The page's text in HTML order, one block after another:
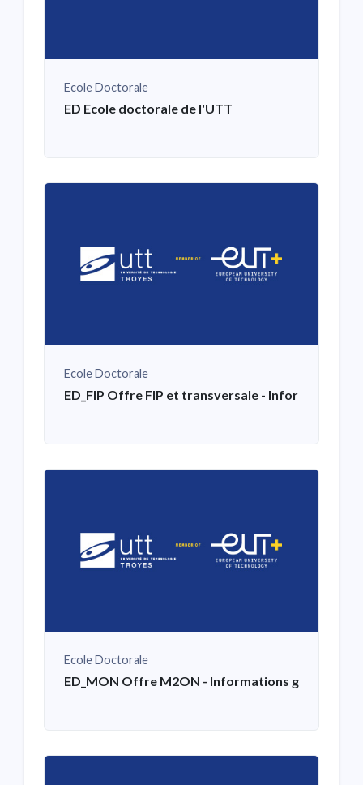
Ecole Doctorale
ED Ecole doctorale de l'UTT
Ecole Doctorale
ED_FIP Offre FIP et transversale - Informations
Ecole Doctorale
ED_MON Offre M2ON - Informations générales